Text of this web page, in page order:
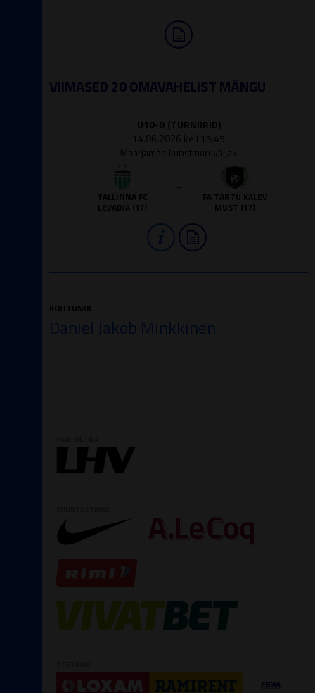
VIIMASED 20 OMAVAHELIST MÄNGU
U10-B (TURNIIRID)
14.06.2026 kell 15:45
Maarjamäe kunstmuruväljak
TALLINNA FC
LEVADIA (17)
-
FA TARTU KALEV
MUST (17)
KOHTUNIK
Daniel Jakob Minkkinen